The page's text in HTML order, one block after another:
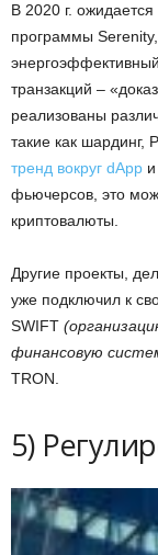
В 2020 г.
программы
транзакций –
реализованы
такие как шардинг,
тренд вокруг dApp
фьючерсов, это
криптовалюты.
Другие проекты,
уже подключил к
SWIFT
финансовую
TRON.
5)